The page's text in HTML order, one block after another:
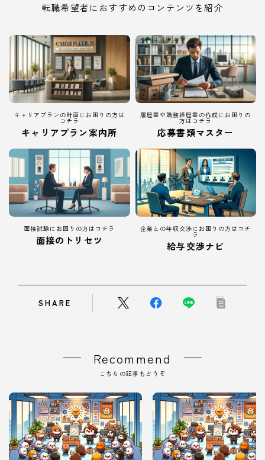
Follow Me
転職希望者におすすめのコンテンツを紹介
キャリアプランの計画にお困りの方は
コチラ
キャリアプラン案内所
履歴書や職務経歴書の作成にお困りの
方はコチラ
応募書類マスター
面接試験にお困りの方はコチラ
面接のトリセツ
企業との年収交渉にお困りの方はコチ
ラ
給与交渉ナビ
SHARE
Recommend
こちらの記事もどうぞ
本サイトがおすすめする転職エージェント
JACリクルートメント